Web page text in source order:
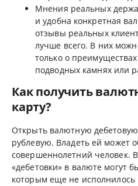
Мнения реальных
и удобна конкретная
отзывы реальных
лучше всего. В них
только о
подводных камнях или
Как получить
карту?
Открыть валютную
рублевую. Владеть ей может
совершеннолетний человек.
«дебетовки» в валюте могут
которым еще не исполнилось